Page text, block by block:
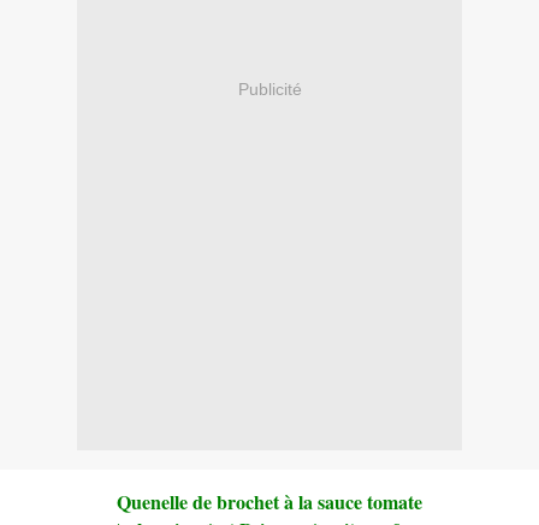
Publicité
Quenelle de brochet à la sauce tomate